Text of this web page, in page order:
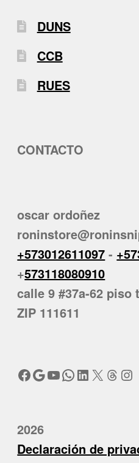
DUNS
CCB
RUES
CONTACTO
oscar ordoñez
+573012611097 -
+573118080910
calle 9 #37a-62 piso
ZIP 111611
Facebook
Google
YouTube
WhatsApp
LinkedIn
X
2026
Declaración de